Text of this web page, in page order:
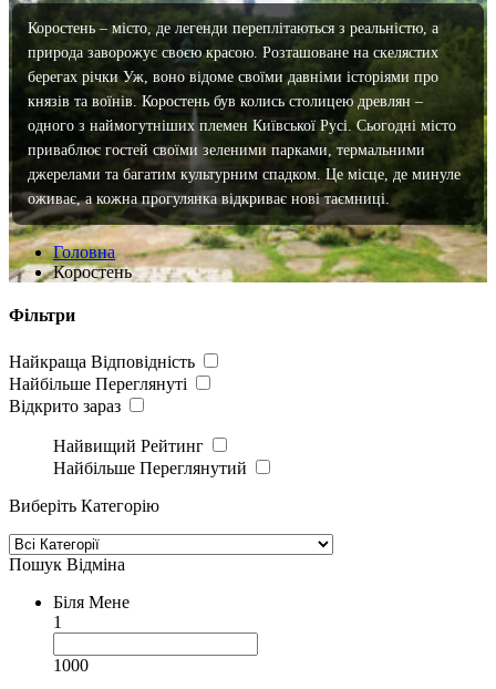
Коростень – місто, де легенди переплітаються з реальністю, а
природа заворожує своєю красою. Розташоване на скелястих
берегах річки Уж, воно відоме своїми давніми історіями про
князів та воїнів. Коростень був колись столицею древлян –
одного з наймогутніших племен Київської Русі. Сьогодні місто
приваблює гостей своїми зеленими парками, термальними
джерелами та багатим культурним спадком. Це місце, де минуле
оживає, а кожна прогулянка відкриває нові таємниці.
Головна
Коростень
Фільтри
Найкраща Відповідність
Найбільше Переглянуті
Відкрито зараз
Найвищий Рейтинг
Найбільше Переглянутий
Виберіть Категорію
Пошук Відміна
Біля Мене
1
1000